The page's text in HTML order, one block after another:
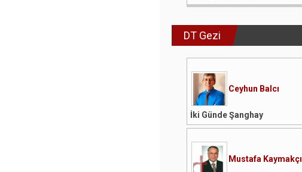
DT Gezi
Ceyhun Balcı
İki Günde Şanghay
Mustafa Kaymakçı